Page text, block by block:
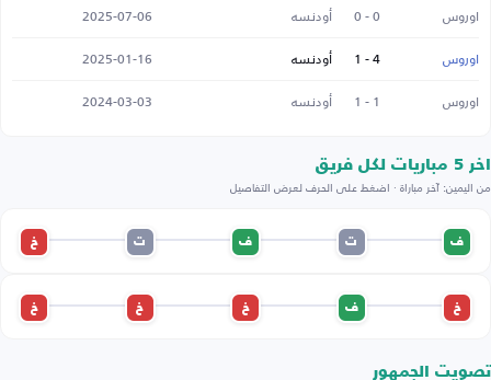
اوروس
0 - 0 أودنسه
2025-07-06
اوروس
4 - 1 أودنسه
2025-01-16
اوروس
1 - 1 أودنسه 2024-03-03
اخر 5 مباريات لكل فريق
من اليمين: آخر مباراة · اضغط على الحرف لعرض التفاصيل
ف ت ف ت خ
خ ف خ خ خ
تصويت الجمهور